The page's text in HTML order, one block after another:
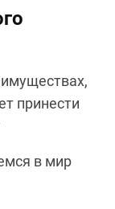
принести
в мир